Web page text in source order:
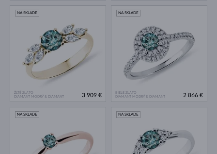
ŽLTÉ ZLATO
DIAMANT MODRÝ & DIAMANT
NA SKLADE
3 909 €
BIELE ZLATO
DIAMANT MODRÝ & DIAMANT
NA SKLADE
2 866 €
NA SKLADE NA SKLADE